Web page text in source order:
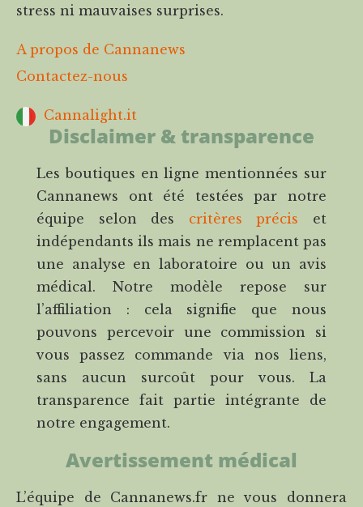
stress ni mauvaises surprises.
A propos de Cannanews
Contactez-nous
Cannalight.it
Disclaimer & transparence
Les boutiques en ligne mentionnées sur
Cannanews ont été testées par notre
équipe selon des critères précis et
indépendants ils mais ne remplacent pas
une analyse en laboratoire ou un avis
médical. Notre modèle repose sur
l’affiliation : cela signifie que nous
pouvons percevoir une commission si
vous passez commande via nos liens,
sans aucun surcoût pour vous. La
transparence fait partie intégrante de
notre engagement.
Avertissement médical
L’équipe de Cannanews.fr ne vous donnera